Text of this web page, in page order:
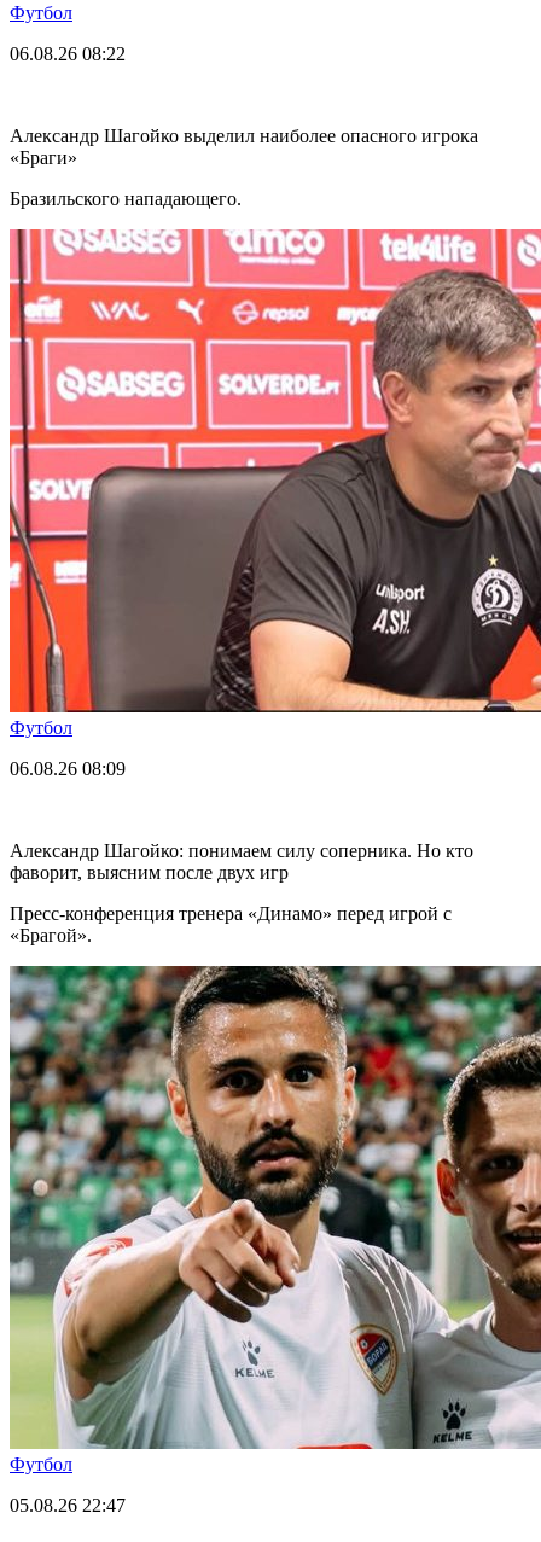
Футбол
06.08.26 08:22
Александр Шагойко выделил наиболее опасного игрока
«Браги»
Бразильского нападающего.
Футбол
06.08.26 08:09
Александр Шагойко: понимаем силу соперника. Но кто
фаворит, выясним после двух игр
Пресс-конференция тренера «Динамо» перед игрой с
«Брагой».
Футбол
05.08.26 22:47